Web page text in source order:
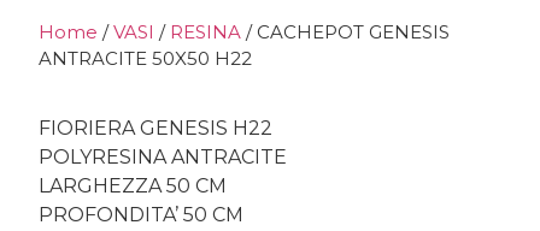
Home /VASI / RESINA / CACHEPOT GENESIS
ANTRACITE 50X50 H22
FIORIERA GENESIS H22
POLYRESINA ANTRACITE
LARGHEZZA 50 CM
PROFONDITA’ 50 CM